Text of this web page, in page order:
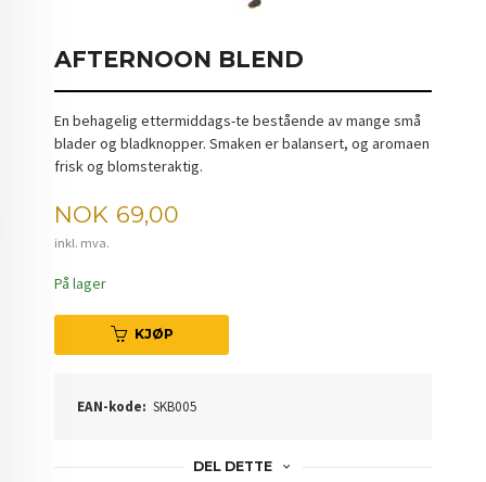
AFTERNOON BLEND
En behagelig ettermiddags-te bestående av mange små
blader og bladknopper. Smaken er balansert, og aromaen
frisk og blomsteraktig.
Pris
NOK 69,00
inkl. mva.
På lager
KJØP
EAN-kode: SKB005
DEL DETTE